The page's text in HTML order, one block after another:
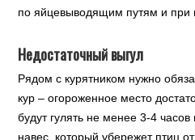
по яйцевыводящим путям и при
Недостаточный выгул
Рядом с курятником нужно
кур – огороженное место
будут гулять не менее 3-4
навес, который убережет птиц